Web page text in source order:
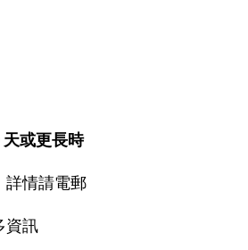
或更長時
詳情請電郵
資訊